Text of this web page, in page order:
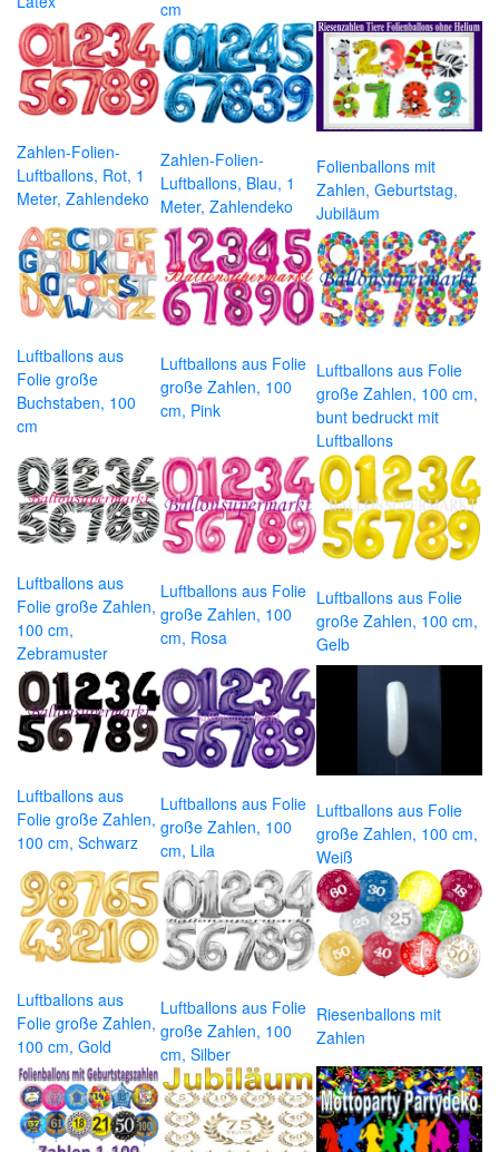
cm
Zahlen-Folien-
Luftballons, Rot, 1
Meter, Zahlendeko
Zahlen-Folien-
Luftballons, Blau, 1
Meter, Zahlendeko
Folienballons mit
Zahlen, Geburtstag,
Jubiläum
Luftballons aus
Folie große
Buchstaben, 100
cm
Luftballons aus Folie
große Zahlen, 100
cm, Pink
Luftballons aus Folie
große Zahlen, 100 cm,
bunt bedruckt mit
Luftballons
Luftballons aus
Folie große Zahlen,
100 cm,
Zebramuster
Luftballons aus Folie
große Zahlen, 100
cm, Rosa
Luftballons aus Folie
große Zahlen, 100 cm,
Gelb
Luftballons aus
Folie große Zahlen,
100 cm, Schwarz
Luftballons aus Folie
große Zahlen, 100
cm, Lila
Luftballons aus Folie
große Zahlen, 100 cm,
Weiß
Luftballons aus
Folie große Zahlen,
100 cm, Gold
Luftballons aus Folie
große Zahlen, 100
cm, Silber
Riesenballons mit
Zahlen